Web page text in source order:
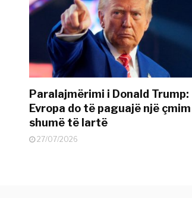
Paralajmërimi i Donald Trump:
Evropa do të paguajë një çmim
shumë të lartë
27/07/2026